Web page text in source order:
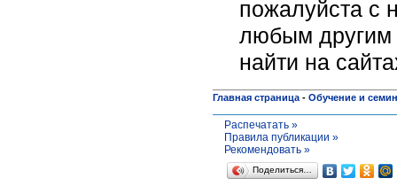
пожалуйста c
любым другим
найти на
Главная страница - Обучение и
Распечатать »
Правила публикации »
Рекомендовать »
Поделиться…